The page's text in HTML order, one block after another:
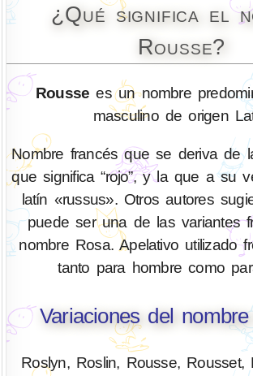
¿Qué significa el
Rousse?
Rousse es un nombre
masculino de origen
Nombre francés que se deriva de
que significa “rojo”, y la que a su
latín «russus». Otros autores
puede ser una de las variantes
nombre Rosa. Apelativo utilizado
tanto para hombre como
Variaciones del
Roslyn, Roslin, Rousse, Rousset,